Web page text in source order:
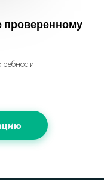
проверенному